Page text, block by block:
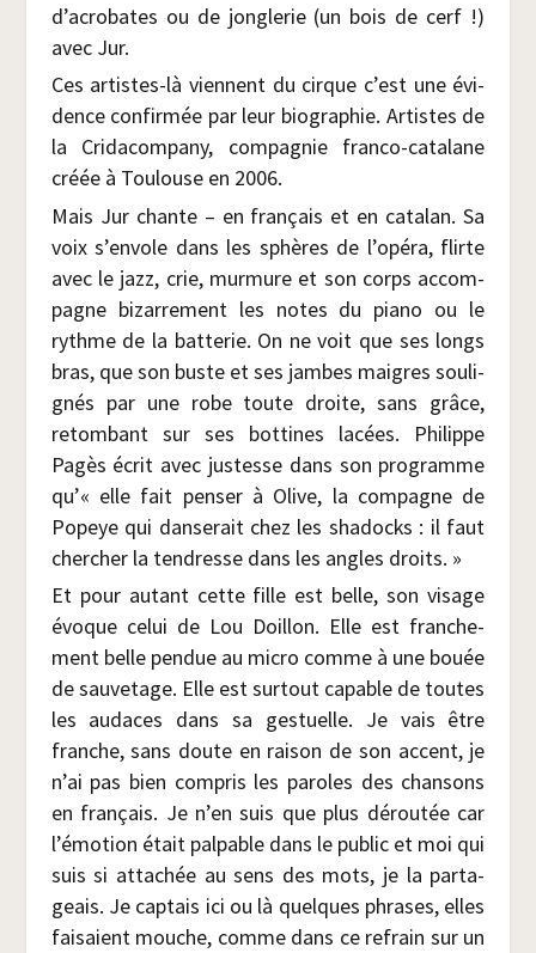
d’acrobates ou de jon­gle­rie (un bois de cerf !)
avec Jur.
Ces artistes-là viennent du cirque c’est une évi­
dence confir­mée par leur bio­gra­phie. Artistes de
la Cri­da­com­pa­ny, com­pa­gnie fran­co-cata­lane
créée à Tou­louse en 2006.
Mais Jur chante – en fran­çais et en cata­lan. Sa
voix s’envole dans les sphères de l’opéra, flirte
avec le jazz, crie, mur­mure et son corps accom­
pagne bizar­re­ment les notes du pia­no ou le
rythme de la bat­te­rie. On ne voit que ses longs
bras, que son buste et ses jambes maigres sou­li­
gnés par une robe toute droite, sans grâce,
retom­bant sur ses bot­tines lacées. Phi­lippe
Pagès écrit avec jus­tesse dans son pro­gramme
qu’« elle fait pen­ser à Olive, la com­pagne de
Popeye qui dan­se­rait chez les sha­docks : il faut
cher­cher la ten­dresse dans les angles droits. »
Et pour autant cette fille est belle, son visage
évoque celui de Lou Doillon. Elle est fran­che­
ment belle pen­due au micro comme à une bouée
de sau­ve­tage. Elle est sur­tout capable de toutes
les audaces dans sa ges­tuelle. Je vais être
franche, sans doute en rai­son de son accent, je
n’ai pas bien com­pris les paroles des chan­sons
en fran­çais. Je n’en suis que plus dérou­tée car
l’émotion était pal­pable dans le public et moi qui
suis si atta­chée au sens des mots, je la par­ta­
geais. Je cap­tais ici ou là quelques phrases, elles
fai­saient mouche, comme dans ce refrain sur un